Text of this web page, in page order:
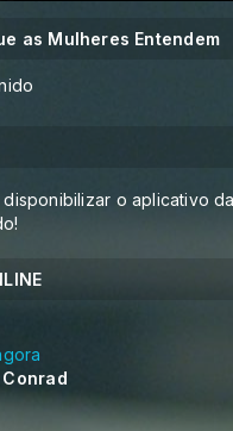
as Mulheres Entendem
disponibilizar o aplicativo